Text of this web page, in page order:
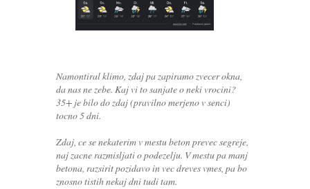
Namontiral klimo, zdaj pa zapiramo zvecer okna,
da nas ne zebe. Kaj vi to sanjate o neki vrocini?
35+ je bilo do zdaj (pravilno merjeno v senci)
tocno 5 dni.
Zdaj, ce se nekaterim v mestu beton prevec segreje,
naj zacne razmisljati o podezelju. V mestu pa manj
betona, razsirit pozidavo in vec dreves vmes, pa bo
znosno tistih nekaj dni tudi tam.